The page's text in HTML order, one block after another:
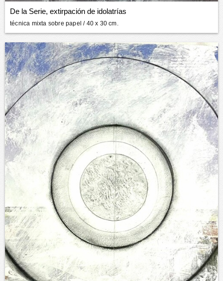
De la Serie, extirpación de idolatrías
técnica mixta sobre papel / 40 x 30 cm.